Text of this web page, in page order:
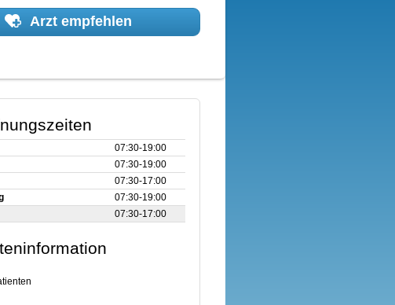
Arzt empfehlen
07:30‑19:00
07:30‑19:00
07:30‑17:00
07:30‑19:00
07:30‑17:00